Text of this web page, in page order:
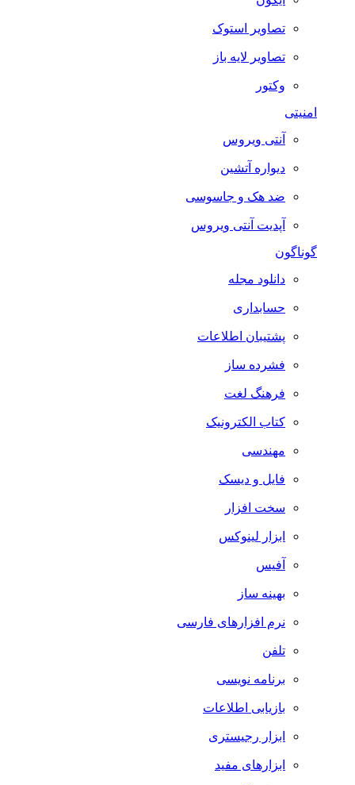
تصاویر استوک
تصاویر لایه باز
وکتور
امنیتی
آنتی ویروس
دیواره آتشین
ضد هک و جاسوسی
آپدیت آنتی ویروس
گوناگون
دانلود مجله
حسابداری
پشتیبان اطلاعات
فشرده ساز
فرهنگ لغت
کتاب الکترونیک
مهندسی
فایل و دیسک
سخت افزار
ابزار لینوکس
آفیس
بهینه ساز
نرم افزارهای فارسی
تلفن
برنامه نویسی
بازیابی اطلاعات
ابزار رجیستری
ابزارهای مفید